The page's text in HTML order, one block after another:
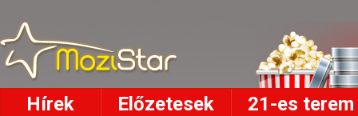
Hírek Előzetesek 21-es terem